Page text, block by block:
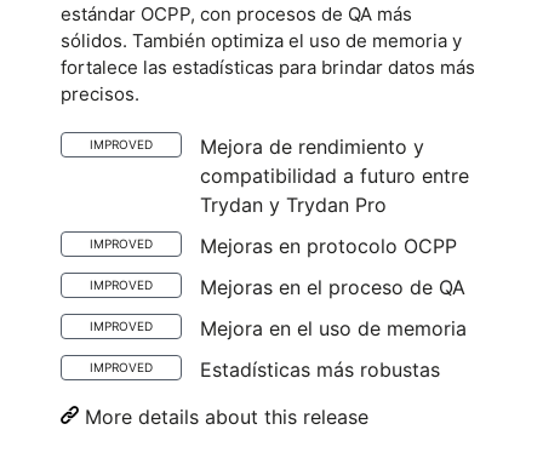
estándar OCPP, con procesos de QA más
sólidos. También optimiza el uso de memoria y
fortalece las estadísticas para brindar datos más
precisos.
IMPROVED
Mejora de rendimiento y
compatibilidad a futuro entre
Trydan y Trydan Pro
IMPROVED Mejoras en protocolo OCPP
IMPROVED Mejoras en el proceso de QA
IMPROVED Mejora en el uso de memoria
IMPROVED
Estadísticas más robustas
More details about this release